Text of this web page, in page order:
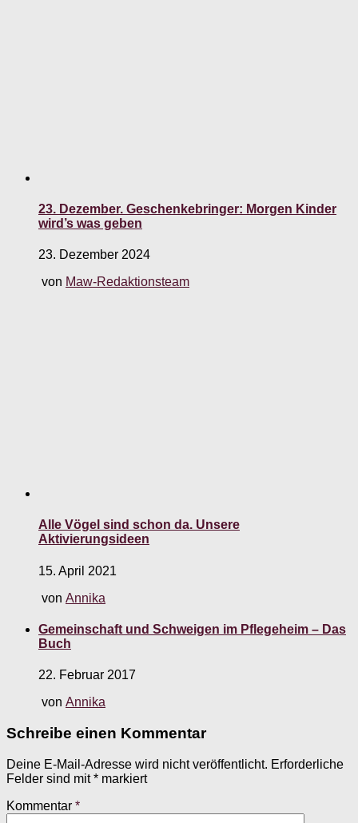
23. Dezember. Geschenkebringer: Morgen Kinder
wird’s was geben
23. Dezember 2024
von Maw-Redaktionsteam
Alle Vögel sind schon da. Unsere
Aktivierungsideen
15. April 2021
von Annika
Gemeinschaft und Schweigen im Pflegeheim – Das
Buch
22. Februar 2017
von Annika
Schreibe einen Kommentar
Deine E-Mail-Adresse wird nicht veröffentlicht. Erforderliche
Felder sind mit* markiert
Kommentar *